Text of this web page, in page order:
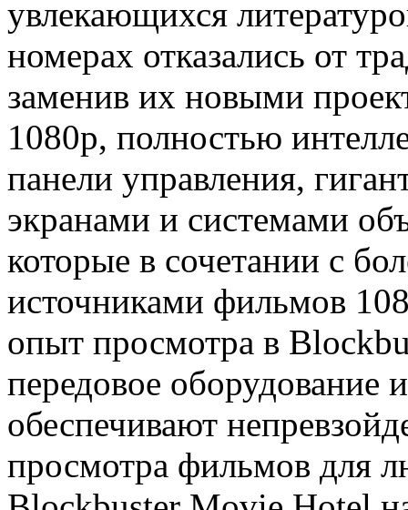
увлекающихся
номерах отказались от
заменив их новыми
1080p, полностью
панели управления,
экранами и системами
которые в сочетании с
источниками фильмов
опыт просмотра в
передовое оборудование
обеспечивают
просмотра фильмов для